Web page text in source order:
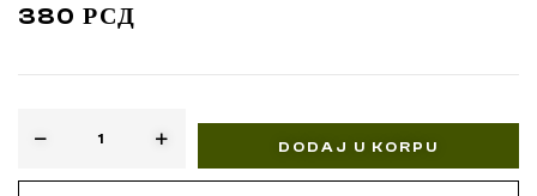
380 РСД
DODAJ U KORPU